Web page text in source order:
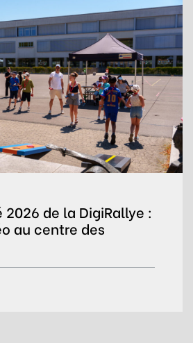
2026 de la DigiRallye :
au centre des